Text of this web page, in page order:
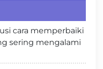
cara memperbaiki
sering mengalami